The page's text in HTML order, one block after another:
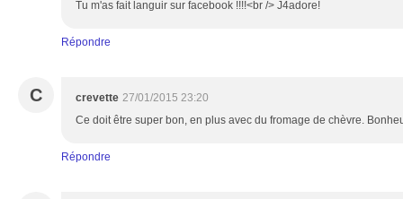
Tu m'as fait languir sur facebook !!!!<br /> J4adore!
Répondre
C crevette 27/01/2015 23:20
Ce doit être super bon, en plus avec du fromage de chèvre.
Répondre